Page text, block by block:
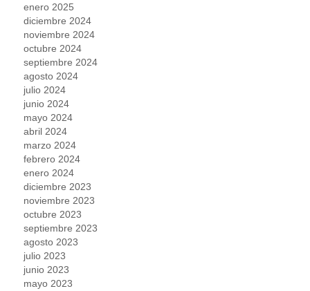
enero 2025
diciembre 2024
noviembre 2024
octubre 2024
septiembre 2024
agosto 2024
julio 2024
junio 2024
mayo 2024
abril 2024
marzo 2024
febrero 2024
enero 2024
diciembre 2023
noviembre 2023
octubre 2023
septiembre 2023
agosto 2023
julio 2023
junio 2023
mayo 2023